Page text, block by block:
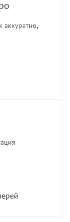
аккуратно,